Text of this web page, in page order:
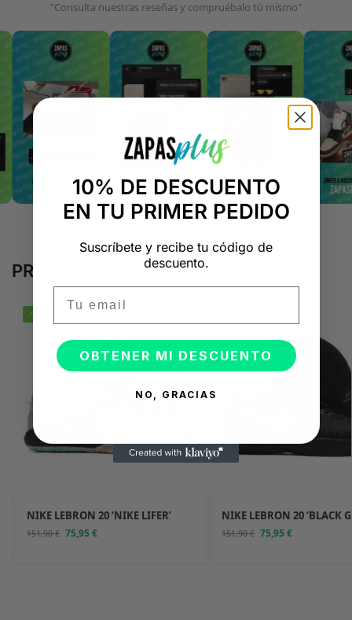
"Consulta nuestras reseñas y compruébalo tú mismo"
PRODUCTOS RELACIONADOS
-50%
NIKE LEBRON 20 ‘NIKE LIFER’
151,90€ 75,95€
NIKE LEBRON 20 ‘BLACK
151,90€ 75,95€
10% DE DESCUENTO
EN TU PRIMER PEDIDO
Suscríbete y recibe tu código de
descuento.
OBTENER MI DESCUENTO
NO, GRACIAS